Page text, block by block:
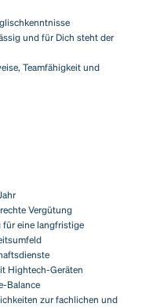
und für Dich steht der
Teamfähigkeit und
Vergütung
für eine langfristige
Hightech-Geräten
Balance
zur fachlichen und